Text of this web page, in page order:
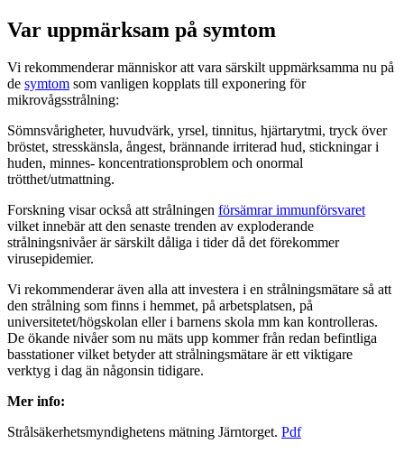
Var uppmärksam på symtom
Vi rekommenderar människor att vara särskilt uppmärksamma nu på
de symtom som vanligen kopplats till exponering för
mikrovågsstrålning:
Sömnsvårigheter, huvudvärk, yrsel, tinnitus, hjärtarytmi, tryck över
bröstet, stresskänsla, ångest, brännande irriterad hud, stickningar i
huden, minnes- koncentrationsproblem och onormal
trötthet/utmattning.
Forskning visar också att strålningen försämrar immunförsvaret
vilket innebär att den senaste trenden av exploderande
strålningsnivåer är särskilt dåliga i tider då det förekommer
virusepidemier.
Vi rekommenderar även alla att investera i en strålningsmätare så att
den strålning som finns i hemmet, på arbetsplatsen, på
universitetet/högskolan eller i barnens skola mm kan kontrolleras.
De ökande nivåer som nu mäts upp kommer från redan befintliga
basstationer vilket betyder att strålningsmätare är ett viktigare
verktyg i dag än någonsin tidigare.
Mer info:
Strålsäkerhetsmyndighetens mätning Järntorget. Pdf